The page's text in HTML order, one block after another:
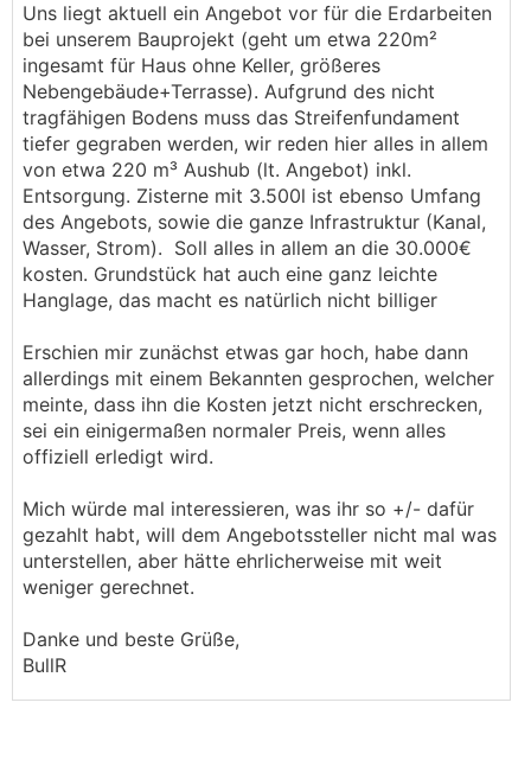
Uns liegt aktuell ein Angebot vor für die Erdarbeiten
bei unserem Bauprojekt (geht um etwa 220m²
ingesamt für Haus ohne Keller, größeres
Nebengebäude+Terrasse). Aufgrund des nicht
tragfähigen Bodens muss das Streifenfundament
tiefer gegraben werden, wir reden hier alles in allem
von etwa 220 m³ Aushub (lt. Angebot) inkl.
Entsorgung. Zisterne mit 3.500l ist ebenso Umfang
des Angebots, sowie die ganze Infrastruktur (Kanal,
Wasser, Strom). Soll alles in allem an die 30.000€
kosten. Grundstück hat auch eine ganz leichte
Hanglage, das macht es natürlich nicht billiger
Erschien mir zunächst etwas gar hoch, habe dann
allerdings mit einem Bekannten gesprochen, welcher
meinte, dass ihn die Kosten jetzt nicht erschrecken,
sei ein einigermaßen normaler Preis, wenn alles
offiziell erledigt wird.
Mich würde mal interessieren, was ihr so +/- dafür
gezahlt habt, will dem Angebotssteller nicht mal was
unterstellen, aber hätte ehrlicherweise mit weit
weniger gerechnet.
Danke und beste Grüße,
BullR